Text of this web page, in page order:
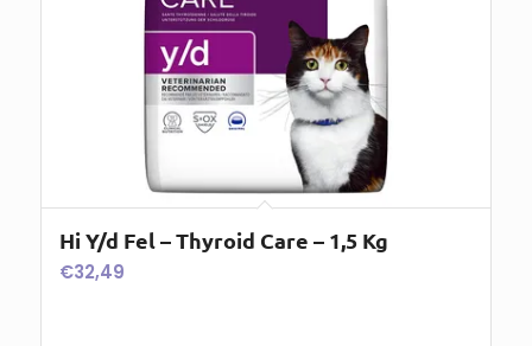
Hi Y/d Fel – Thyroid Care – 1,5 Kg
€32,49